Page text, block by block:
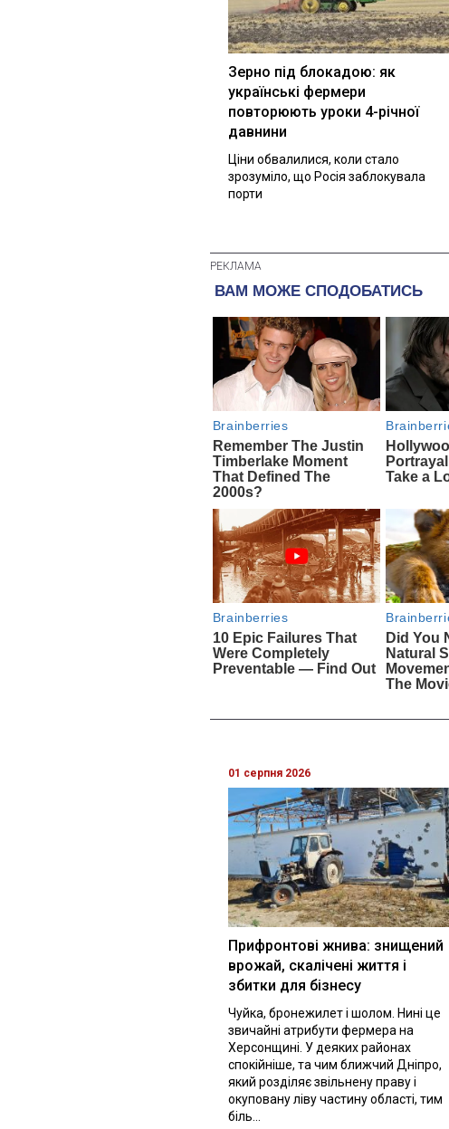
Зерно під блокадою: як
українські фермери
повторюють уроки 4-річної
давнини
Ціни обвалилися, коли стало
зрозуміло, що Росія заблокувала
порти
01 серпня 2026
Прифронтові жнива: знищений
врожай, скалічені життя і
збитки для бізнесу
Чуйка, бронежилет і шолом. Нині це
звичайні атрибути фермера на
Херсонщині. У деяких районах
спокійніше, та чим ближчий Дніпро,
який розділяє звільнену праву і
окуповану ліву частину області, тим
біль...